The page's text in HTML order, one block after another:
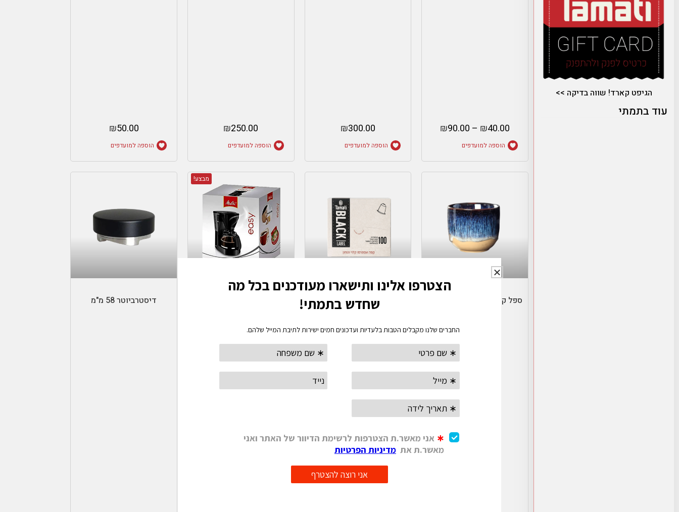
הגיפט קארד! שווה בדיקה >>
עוד בתמתי
₪40.00
–
₪90.00
הוספה למועדפים
₪300.00
הוספה למועדפים
₪250.00
הוספה למועדפים
₪50.00
הוספה למועדפים
בחר אפשרויות
קפסולות תמתי בלאק לייבל-
תואמות למכונת נספרסו
מבצע!
מידע נוסף הוספה לסל
דיסטרביוטר 58 מ"מ